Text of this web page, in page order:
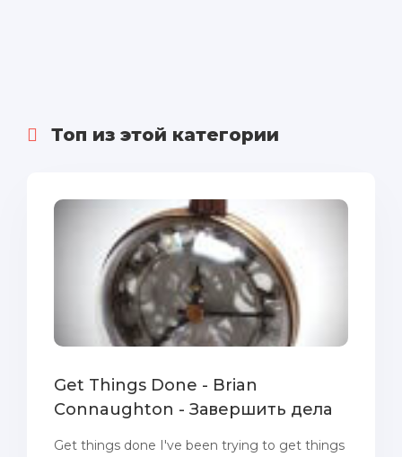
Топ из этой категории
Get Things Done - Brian
Connaughton - Завершить дела
Get things done I've been trying to get things